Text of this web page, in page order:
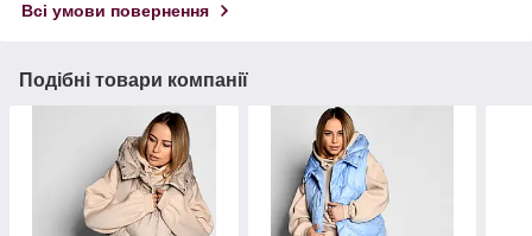
Всі умови повернення
Подібні товари компанії